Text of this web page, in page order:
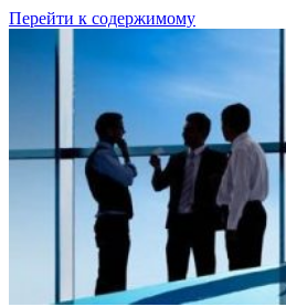
Перейти к содержимому